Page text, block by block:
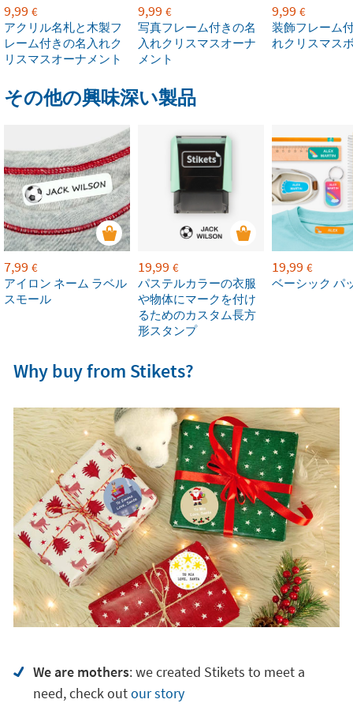
9,99 €
アクリル名札と木製フ
レーム付きの名入れク
リスマスオーナメント
9,99 €
写真フレーム付きの名
入れクリスマスオーナ
メント
9,99 €
装飾フレーム
れクリスマス
その他の興味深い製品
7,99 €
アイロン ネーム ラベル
スモール
19,99 €
パステルカラーの衣服
や物体にマークを付け
るためのカスタム長方
形スタンプ
19,99 €
ベーシック パ
Why buy from Stikets?
We are mothers: we created Stikets to meet a
need, check outour story